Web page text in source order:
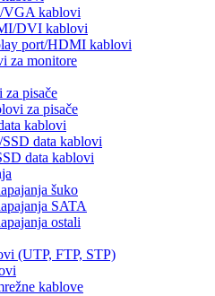
kablovi
DVI kablovi
port/HDMI kablovi
za monitore
pisače
za pisače
kablovi
data kablovi
data kablovi
šuko
SATA
ostali
(UTP, FTP, STP)
kablove